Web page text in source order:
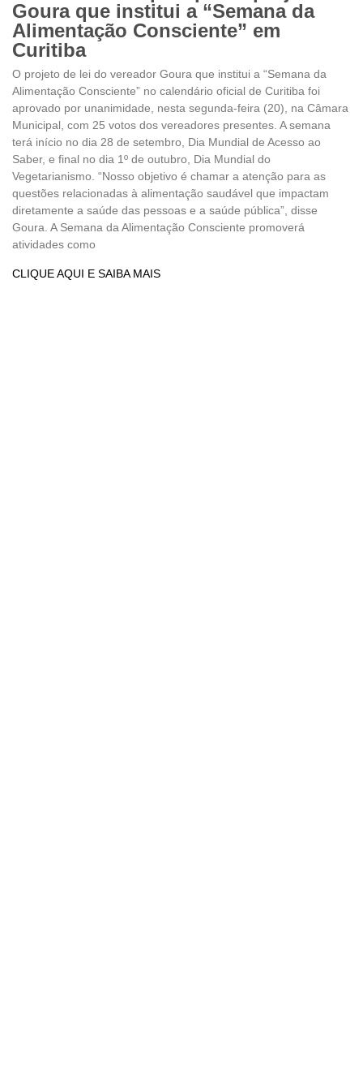
Goura que institui a “Semana da
Alimentação Consciente” em
Curitiba
O projeto de lei do vereador Goura que institui a “Semana da
Alimentação Consciente” no calendário oficial de Curitiba foi
aprovado por unanimidade, nesta segunda-feira (20), na Câmara
Municipal, com 25 votos dos vereadores presentes. A semana
terá início no dia 28 de setembro, Dia Mundial de Acesso ao
Saber, e final no dia 1º de outubro, Dia Mundial do
Vegetarianismo. “Nosso objetivo é chamar a atenção para as
questões relacionadas à alimentação saudável que impactam
diretamente a saúde das pessoas e a saúde pública”, disse
Goura. A Semana da Alimentação Consciente promoverá
atividades como
CLIQUE AQUI E SAIBA MAIS